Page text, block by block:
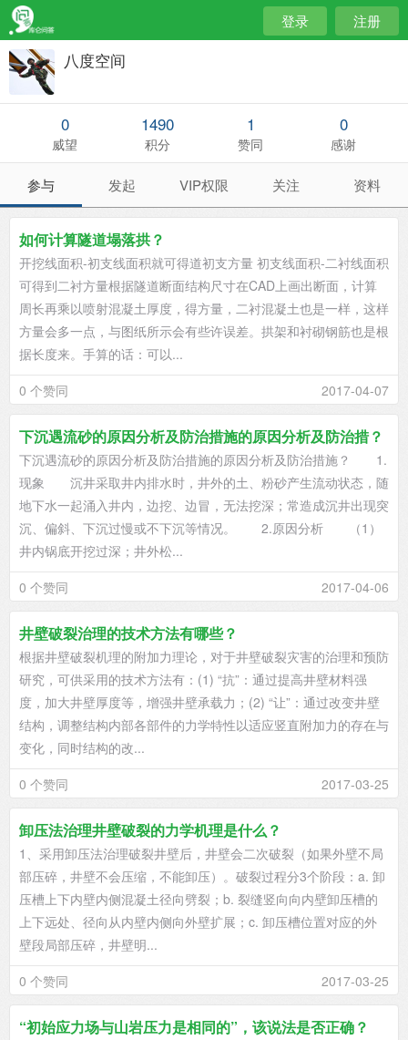
登录 注册
八度空间
0
威望
1490
积分
1
赞同
0
感谢
参与 发起 VIP权限 关注 资料
如何计算隧道塌落拱？
开挖线面积-初支线面积就可得道初支方量 初支线面积-二衬线面积
可得到二衬方量根据隧道断面结构尺寸在CAD上画出断面，计算
周长再乘以喷射混凝土厚度，得方量，二衬混凝土也是一样，这样
方量会多一点，与图纸所示会有些许误差。拱架和衬砌钢筋也是根
据长度来。手算的话：可以...
0 个赞同
2017-04-07
下沉遇流砂的原因分析及防治措施的原因分析及防治措？
下沉遇流砂的原因分析及防治措施的原因分析及防治措施？ 1.
现象 沉井采取井内排水时，井外的土、粉砂产生流动状态，随
地下水一起涌入井内，边挖、边冒，无法挖深；常造成沉井出现突
沉、偏斜、下沉过慢或不下沉等情况。 2.原因分析 （1）
井内锅底开挖过深；井外松...
0 个赞同
2017-04-06
井壁破裂治理的技术方法有哪些？
根据井壁破裂机理的附加力理论，对于井壁破裂灾害的治理和预防
研究，可供采用的技术方法有：(1) “抗”：通过提高井壁材料强
度，加大井壁厚度等，增强井壁承载力；(2) “让”：通过改变井壁
结构，调整结构内部各部件的力学特性以适应竖直附加力的存在与
变化，同时结构的改...
0 个赞同
2017-03-25
卸压法治理井壁破裂的力学机理是什么？
1、采用卸压法治理破裂井壁后，井壁会二次破裂（如果外壁不局
部压碎，井壁不会压缩，不能卸压）。破裂过程分3个阶段：a. 卸
压槽上下内壁内侧混凝土径向劈裂；b. 裂缝竖向向内壁卸压槽的
上下远处、径向从内壁内侧向外壁扩展；c. 卸压槽位置对应的外
壁段局部压碎，井壁明...
0 个赞同
2017-03-25
“初始应力场与山岩压力是相同的”，该说法是否正确？